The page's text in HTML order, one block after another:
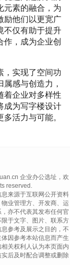
元素的融合，为
励他们以更宽广
不仅有助于提升
作，成为企业创
，实现了空间功
感与创造力，
着企业对多样性
成为写字楼设计
活力与可能。
企业办公选址，欢
reserved.
来源于互联网公开资料
业管理方、开发商、运
亦不代表其发布任何官
于文字、图片、联系方
参考及展示之目的，不
因参考本站信息而产生
关权利人认为本页面内
后及时配合调整或删除